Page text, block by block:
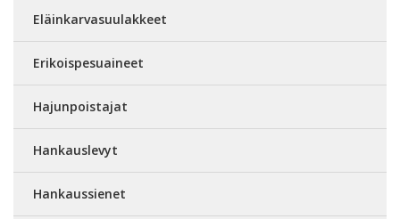
Eläinkarvasuulakkeet
Erikoispesuaineet
Hajunpoistajat
Hankauslevyt
Hankaussienet